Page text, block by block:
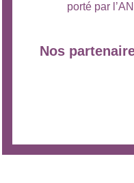
porté par
Nos